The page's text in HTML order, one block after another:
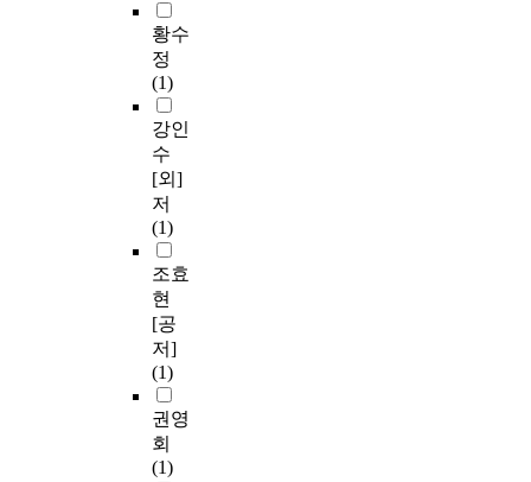
황수
정
(1)
강인
수
[외]
저
(1)
조효
현
[공
저]
(1)
권영
회
(1)